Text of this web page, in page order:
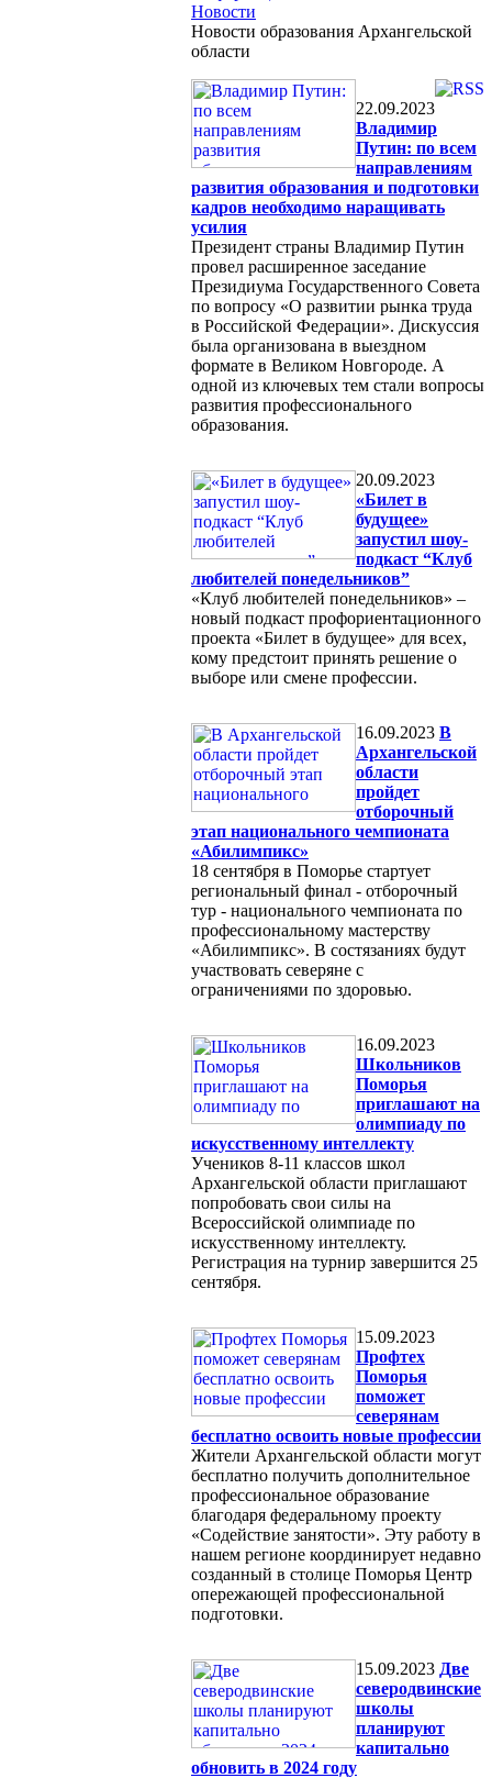
Новости
Новости образования Архангельской
области
22.09.2023
Владимир
Путин: по всем
направлениям
развития образования и подготовки
кадров необходимо наращивать
усилия
Президент страны Владимир Путин
провел расширенное заседание
Президиума Государственного Совета
по вопросу «О развитии рынка труда
в Российской Федерации». Дискуссия
была организована в выездном
формате в Великом Новгороде. А
одной из ключевых тем стали вопросы
развития профессионального
образования.
20.09.2023
«Билет в
будущее»
запустил шоу-
подкаст “Клуб
любителей понедельников”
«Клуб любителей понедельников» –
новый подкаст профориентационного
проекта «Билет в будущее» для всех,
кому предстоит принять решение о
выборе или смене профессии.
16.09.2023 В
Архангельской
области
пройдет
отборочный
этап национального чемпионата
«Абилимпикс»
18 сентября в Поморье стартует
региональный финал - отборочный
тур - национального чемпионата по
профессиональному мастерству
«Абилимпикс». В состязаниях будут
участвовать северяне с
ограничениями по здоровью.
16.09.2023
Школьников
Поморья
приглашают на
олимпиаду по
искусственному интеллекту
Учеников 8-11 классов школ
Архангельской области приглашают
попробовать свои силы на
Всероссийской олимпиаде по
искусственному интеллекту.
Регистрация на турнир завершится 25
сентября.
15.09.2023
Профтех
Поморья
поможет
северянам
бесплатно освоить новые профессии
Жители Архангельской области могут
бесплатно получить дополнительное
профессиональное образование
благодаря федеральному проекту
«Содействие занятости». Эту работу в
нашем регионе координирует недавно
созданный в столице Поморья Центр
опережающей профессиональной
подготовки.
15.09.2023 Две
северодвинские
школы
планируют
капитально
обновить в 2024 году